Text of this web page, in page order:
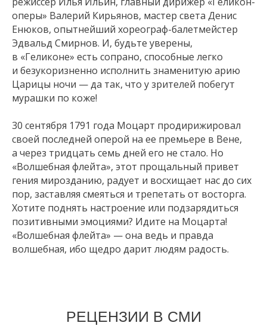
оперы» Валерий Кирьянов, мастер света Денис
Енюков, опытнейший хореограф-балетмейстер
Эдвальд Смирнов. И, будьте уверены,
в «Геликоне» есть сопрано, способные легко
и безукоризненно исполнить знаменитую арию
Царицы ночи — да так, что у зрителей побегут
мурашки по коже!
30 сентября 1791 года Моцарт продирижировал
своей последней оперой на ее премьере в Вене,
а через тридцать семь дней его не стало. Но
«Волшебная флейта», этот прощальный привет
гения мирозданию, радует и восхищает нас до сих
пор, заставляя смеяться и трепетать от восторга.
Хотите поднять настроение или подзарядиться
позитивными эмоциями? Идите на Моцарта!
«Волшебная флейта» — она ведь и правда
волшебная, ибо щедро дарит людям радость.
РЕЦЕНЗИИ В СМИ